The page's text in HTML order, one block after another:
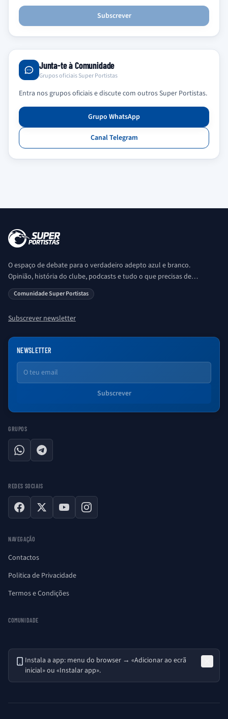
Subscrever
Junta-te à Comunidade
Grupos oficiais Super Portistas
Entra nos grupos oficiais e discute com outros Super Portistas.
Grupo WhatsApp
Canal Telegram
O espaço de debate para o verdadeiro adepto azul e branco.
Opinião, história do clube, podcasts e tudo o que precisas de
saber sobre o universo Porto. Ser Porto é aqui!
Comunidade Super Portistas
Subscrever newsletter
NEWSLETTER
Email
Subscrever
GRUPOS
WhatsAppTelegram
REDES SOCIAIS
Facebook
X YouTubeInstagram
NAVEGAÇÃO
Contactos
Politica de Privacidade
Termos e Condições
COMUNIDADE
Instala a app: menu do browser → «Adicionar ao ecrã
inicial» ou «Instalar app».